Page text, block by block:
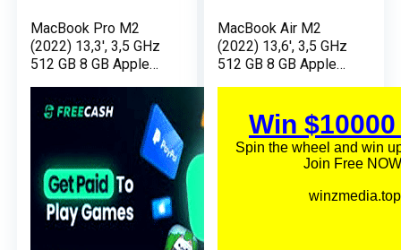
MacBook Pro M2
(2022) 13,3′, 3,5 GHz
512 GB 8 GB Apple
AZERTY –
Ricondizionato –
MacBook Air M2
(2022) 13,6′, 3,5 GHz
512 GB 8 GB Apple
Ricondizionato –
Ottime condizioni